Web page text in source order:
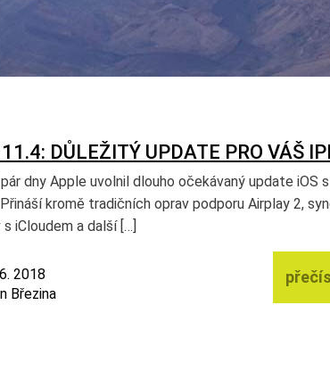
11.4: DŮLEŽITÝ UPDATE PRO VÁŠ
dny Apple uvolnil dlouho očekávaný update iOS
kromě tradičních oprav podporu Airplay 2,
s iCloudem a další […]
2018
Březina